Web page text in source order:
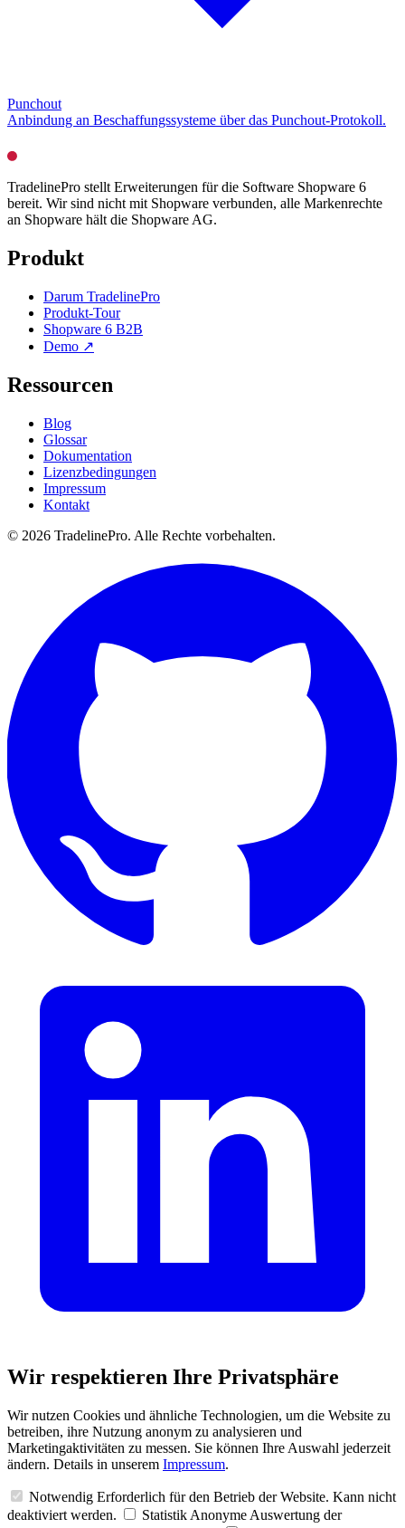
Punchout
Anbindung an Beschaffungssysteme über das Punchout-Protokoll.
TradelinePro stellt Erweiterungen für die Software Shopware 6
bereit. Wir sind nicht mit Shopware verbunden, alle Markenrechte
an Shopware hält die Shopware AG.
Produkt
Darum TradelinePro
Produkt-Tour
Shopware 6 B2B
Demo ↗
Ressourcen
Blog
Glossar
Dokumentation
Lizenzbedingungen
Impressum
Kontakt
© 2026 TradelinePro. Alle Rechte vorbehalten.
Wir respektieren Ihre Privatsphäre
Wir nutzen Cookies und ähnliche Technologien, um die Website zu
betreiben, ihre Nutzung anonym zu analysieren und
Marketingaktivitäten zu messen. Sie können Ihre Auswahl jederzeit
ändern. Details in unserem Impressum.
Notwendig Erforderlich für den Betrieb der Website. Kann nicht
deaktiviert werden.
Statistik Anonyme Auswertung der